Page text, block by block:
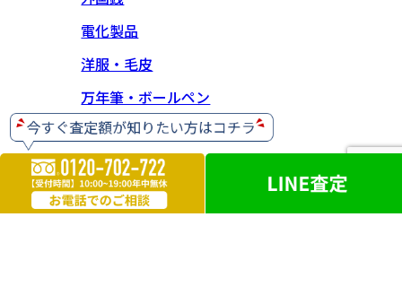
電化製品
洋服・毛皮
万年筆・ボールペン
ブランド靴
人形